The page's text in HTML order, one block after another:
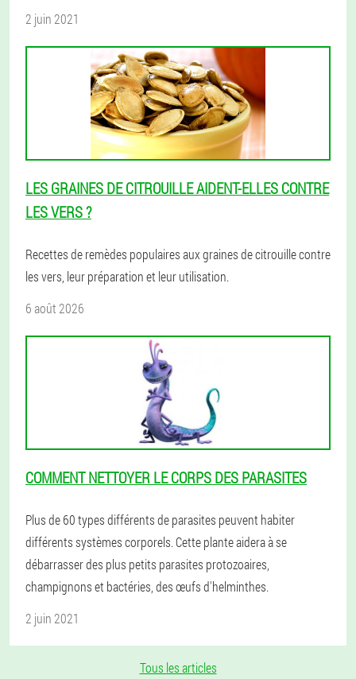
2 juin 2021
LES GRAINES DE CITROUILLE AIDENT-ELLES CONTRE
LES VERS ?
Recettes de remèdes populaires aux graines de citrouille contre
les vers, leur préparation et leur utilisation.
6 août 2026
COMMENT NETTOYER LE CORPS DES PARASITES
Plus de 60 types différents de parasites peuvent habiter
différents systèmes corporels. Cette plante aidera à se
débarrasser des plus petits parasites protozoaires,
champignons et bactéries, des œufs d'helminthes.
2 juin 2021
Tous les articles